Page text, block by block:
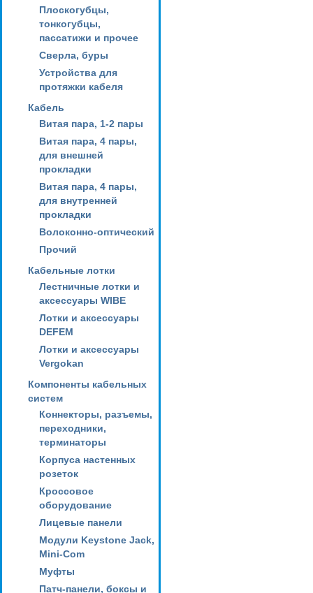
Плоскогубцы,
тонкогубцы,
пассатижи и прочее
Сверла, буры
Устройства для
протяжки кабеля
Кабель
Витая пара, 1-2 пары
Витая пара, 4 пары,
для внешней
прокладки
Витая пара, 4 пары,
для внутренней
прокладки
Волоконно-оптический
Прочий
Кабельные лотки
Лестничные лотки и
аксессуары WIBE
Лотки и аксессуары
DEFEM
Лотки и аксессуары
Vergokan
Компоненты кабельных
систем
Коннекторы, разъемы,
переходники,
терминаторы
Корпуса настенных
розеток
Кроссовое
оборудование
Лицевые панели
Модули Keystone Jack,
Mini-Com
Муфты
Патч-панели, боксы и